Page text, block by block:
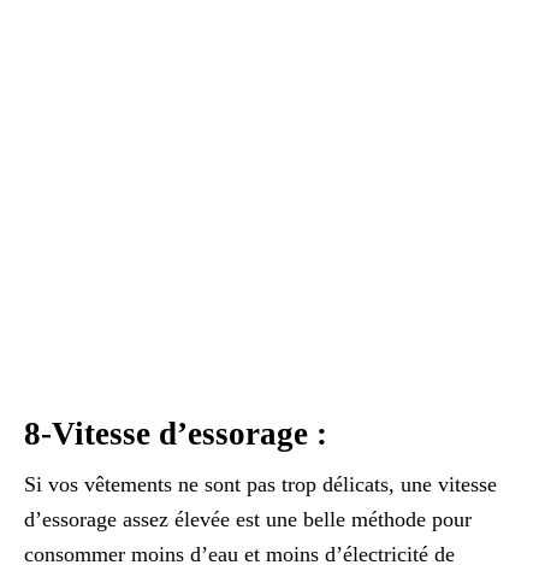
8-Vitesse d’essorage :
Si vos vêtements ne sont pas trop délicats, une vitesse
d’essorage assez élevée est une belle méthode pour
consommer moins d’eau et moins d’électricité de